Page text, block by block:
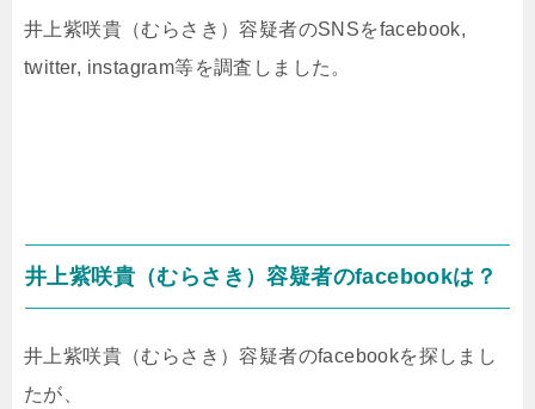
井上紫咲貴（むらさき）容疑者のSNSをfacebook,
twitter, instagram等を調査しました。
井上紫咲貴（むらさき）容疑者のfacebookは？
井上紫咲貴（むらさき）容疑者のfacebookを探しまし
たが、